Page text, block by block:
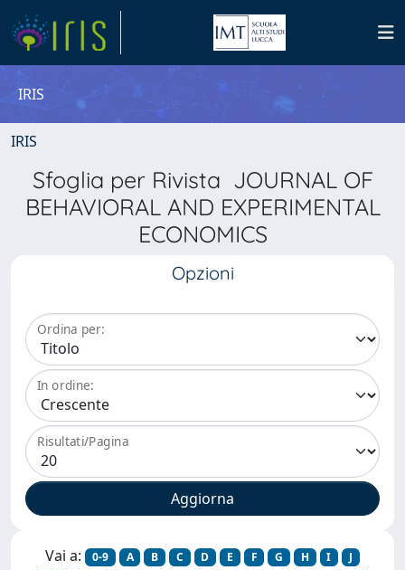
IRIS
IRIS
Sfoglia per Rivista JOURNAL OF
BEHAVIORAL AND EXPERIMENTAL
ECONOMICS
Opzioni
Ordina per:
In ordine:
Risultati/Pagina
Vai a: 0-9 A B C D E F G H I
J